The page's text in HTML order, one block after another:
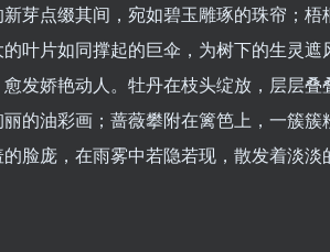
芽点缀其间，宛如碧玉雕琢的珠帘；梧
叶片如同撑起的巨伞，为树下的生灵遮
发娇艳动人。牡丹在枝头绽放，层层叠
的油彩画；蔷薇攀附在篱笆上，一簇簇
脸庞，在雨雾中若隐若现，散发着淡淡